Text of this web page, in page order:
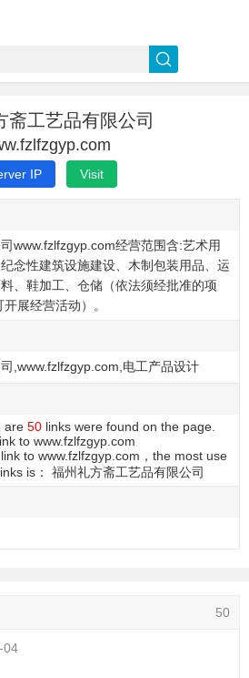
斋工艺品有限公司
IP Visit
www.fzlfzgyp.com经营范围含:艺术用
念性建筑设施建设、木制包装用品、运
、鞋加工、仓储（依法须经批准的项
展经营活动）。
,www.fzlfzgyp.com,电工产品设计
are 50 links were found on the page.
to www.fzlfzgyp.com
to www.fzlfzgyp.com，the most use
is： 福州礼方斋工艺品有限公司
50
04